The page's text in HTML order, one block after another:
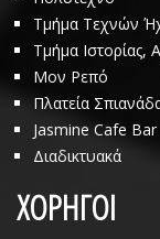
Τμήμα Τεχνών
Τμήμα Ιστορίας,
Μον Ρεπό
Πλατεία
Jasmine Cafe Bar
Διαδικτυακά
ΧΟΡΗΓΟΙ